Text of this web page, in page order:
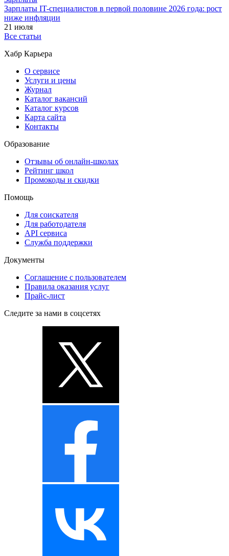
Зарплаты IT-специалистов в первой половине 2026 года: рост
ниже инфляции
21 июля
Все статьи
Хабр Карьера
О сервисе
Услуги и цены
Журнал
Каталог вакансий
Каталог курсов
Карта сайта
Контакты
Образование
Отзывы об онлайн-школах
Рейтинг школ
Промокоды и скидки
Помощь
Для соискателя
Для работодателя
API сервиса
Служба поддержки
Документы
Соглашение с пользователем
Правила оказания услуг
Прайс-лист
Следите за нами в соцсетях